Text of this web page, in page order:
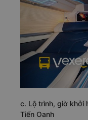
c. Lộ trình, giờ khởi
Tiến Oanh